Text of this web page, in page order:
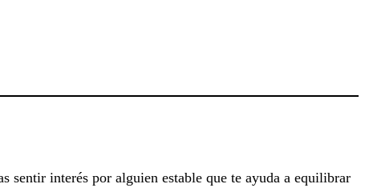
sentir interés por alguien estable que te ayuda a equilibrar